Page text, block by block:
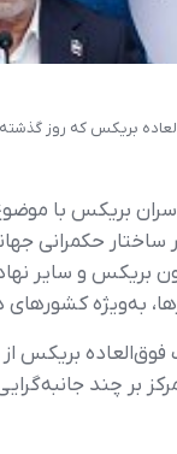
بریکس که روز
بریکس با
حکمرانی
بریکس و سایر
به‌ویژه
بریکس
بر چند